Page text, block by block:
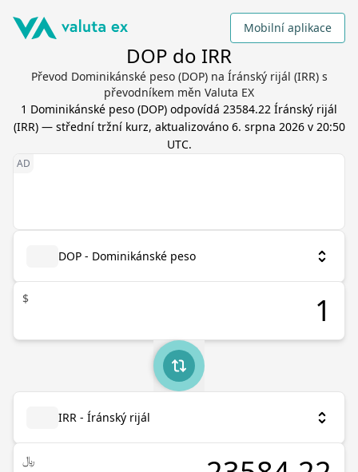
Mobilní aplikace
DOP do IRR
Převod Dominikánské peso (DOP) na Íránský rijál (IRR) s
převodníkem měn Valuta EX
1 Dominikánské peso (DOP) odpovídá 23584.22 Íránský rijál
(IRR) — střední tržní kurz, aktualizováno 6. srpna 2026 v 20:50
UTC.
DOP - Dominikánské peso
$
IRR - Íránský rijál
﷼